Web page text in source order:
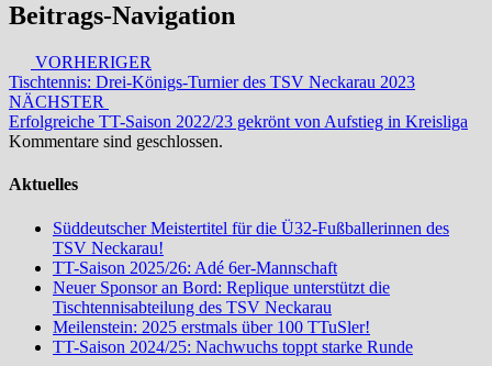
Beitrags-Navigation
VORHERIGER
Tischtennis: Drei-Königs-Turnier des TSV Neckarau 2023
NÄCHSTER
Erfolgreiche TT-Saison 2022/23 gekrönt von Aufstieg in Kreisliga
Kommentare sind geschlossen.
Aktuelles
Süddeutscher Meistertitel für die Ü32-Fußballerinnen des
TSV Neckarau!
TT-Saison 2025/26: Adé 6er-Mannschaft
Neuer Sponsor an Bord: Replique unterstützt die
Tischtennisabteilung des TSV Neckarau
Meilenstein: 2025 erstmals über 100 TTuSler!
TT-Saison 2024/25: Nachwuchs toppt starke Runde